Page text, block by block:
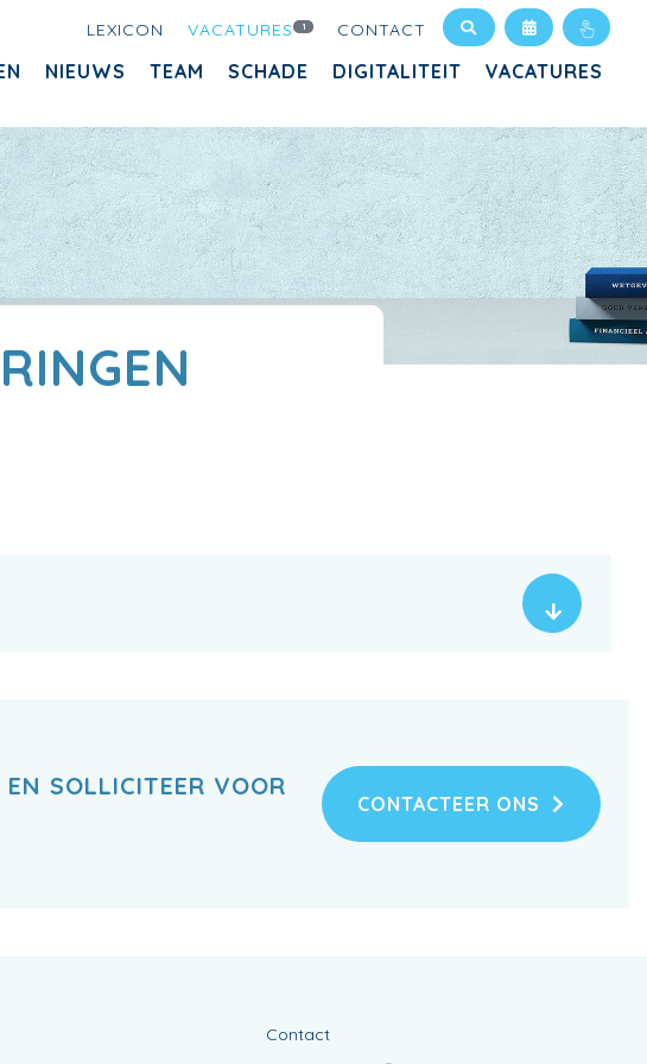
LEXICON VACATURES 1 CONTACT
NIEUWS TEAM SCHADE DIGITALITEIT VACATURES
SOLLICITEER VOOR
CONTACTEER ONS
Contact